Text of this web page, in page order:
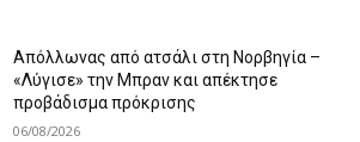
Απόλλωνας από ατσάλι στη Νορβηγία –
«Λύγισε» την Μπραν και απέκτησε
προβάδισμα πρόκρισης
06/08/2026